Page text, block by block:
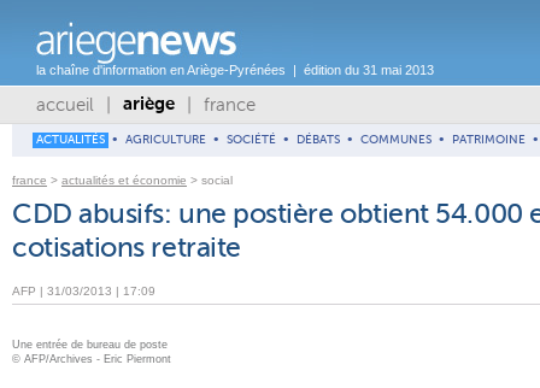
la chaîne d'information en Ariège-Pyrénées | édition du 31 mai 2013
accueil ariège france
ACTUALITÉS • AGRICULTURE • SOCIÉTÉ • DÉBATS • COMMUNES • PATRIMOINE •
france > actualités et économie > social
CDD abusifs: une postière obtient 54.000
cotisations retraite
AFP | 31/03/2013 | 17:09
Une entrée de bureau de poste
© AFP/Archives - Eric Piermont